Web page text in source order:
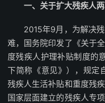
一、关于扩大残疾人
2015年9月，为解决
难，国务院印发了《关于
度残疾人护理补贴制度的
下简称《意见》），规定
残疾人生活补贴和重度残
国家层面建立的残疾人专